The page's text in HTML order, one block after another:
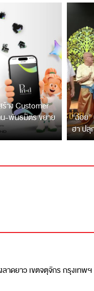
าง Customer
น-พันธมิตร ขยาย
“ฉ่อย
ฮา ปลุ
ลาดยาว เขตจตุจักร กรุงเทพ